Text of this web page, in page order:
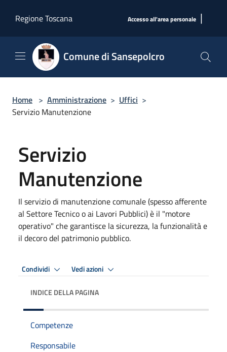
Regione Toscana
Accesso all'area personale |
Comune di Sansepolcro
Home > Amministrazione > Uffici >
Servizio Manutenzione
Servizio
Manutenzione
Il servizio di manutenzione comunale (spesso afferente
al Settore Tecnico o ai Lavori Pubblici) è il "motore
operativo" che garantisce la sicurezza, la funzionalità e
il decoro del patrimonio pubblico.
Condividi Vedi azioni
INDICE DELLA PAGINA
Competenze
Responsabile